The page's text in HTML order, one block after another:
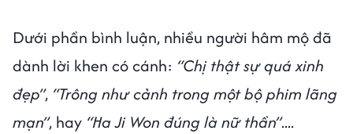
Dưới phần bình luận, nhiều người hâm mộ đã
dành lời khen có cánh: “Chị thật sự quá xinh
đẹp”, “Trông như cảnh trong một bộ phim lãng
mạn”, hay “Ha Ji Won đúng là nữ thần”....